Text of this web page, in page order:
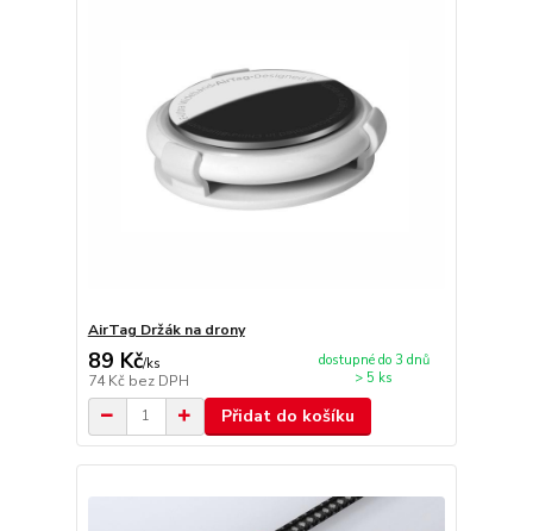
AirTag Držák na drony
89 Kč/ks
74 Kč bez DPH
dostupné do 3 dnů
> 5 ks
Přidat do košíku